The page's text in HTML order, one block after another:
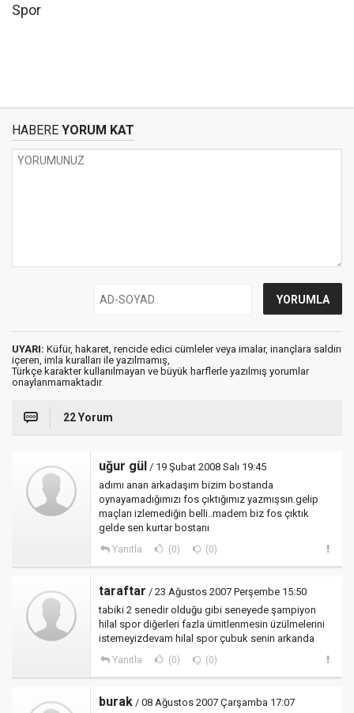
Spor
HABERE YORUM KAT
UYARI: Küfür, hakaret, rencide edici cümleler veya imalar, inançlara saldırı
içeren, imla kuralları ile yazılmamış,
Türkçe karakter kullanılmayan ve büyük harflerle yazılmış yorumlar
onaylanmamaktadır.
22 Yorum
uğur gül / 19 Şubat 2008 Salı 19:45
adımı anan arkadaşım bizim bostanda
oynayamadığımızı fos çıktığımız yazmışsın.gelip
maçları izlemediğin belli..madem biz fos çıktık
gelde sen kurtar bostanı
Yanıtla (0) (0)
taraftar / 23 Ağustos 2007 Perşembe 15:50
tabiki 2 senedir olduğu gibi seneyede şampiyon
hilal spor diğerleri fazla ümitlenmesin üzülmelerini
istemeyizdevam hilal spor çubuk senin arkanda
Yanıtla (0) (0)
burak / 08 Ağustos 2007 Çarşamba 17:07